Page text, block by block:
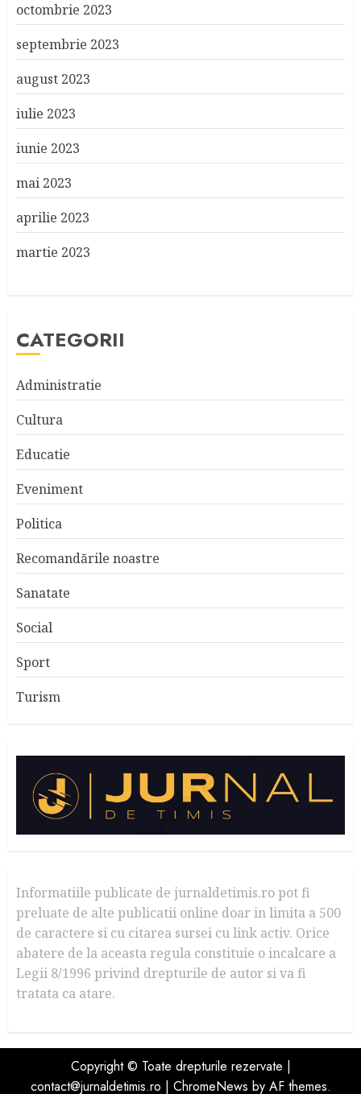
octombrie 2023
septembrie 2023
august 2023
iulie 2023
iunie 2023
mai 2023
aprilie 2023
martie 2023
CATEGORII
Administratie
Cultura
Educatie
Eveniment
Politica
Recomandările noastre
Sanatate
Social
Sport
Turism
Informatiile publicate de jurnaldetimis.ro pot fi
preluate de alte publicatii online doar in limita a 500
de caractere si cu citarea sursei cu link activ. Orice
abatere de la aceasta regula constituie o incalcare a
Legii 8/1996 privind drepturile de autor si va fi
tratata ca atare.
Copyright © Toate drepturile rezervate |
contact@jurnaldetimis.ro | ChromeNews by AF themes.